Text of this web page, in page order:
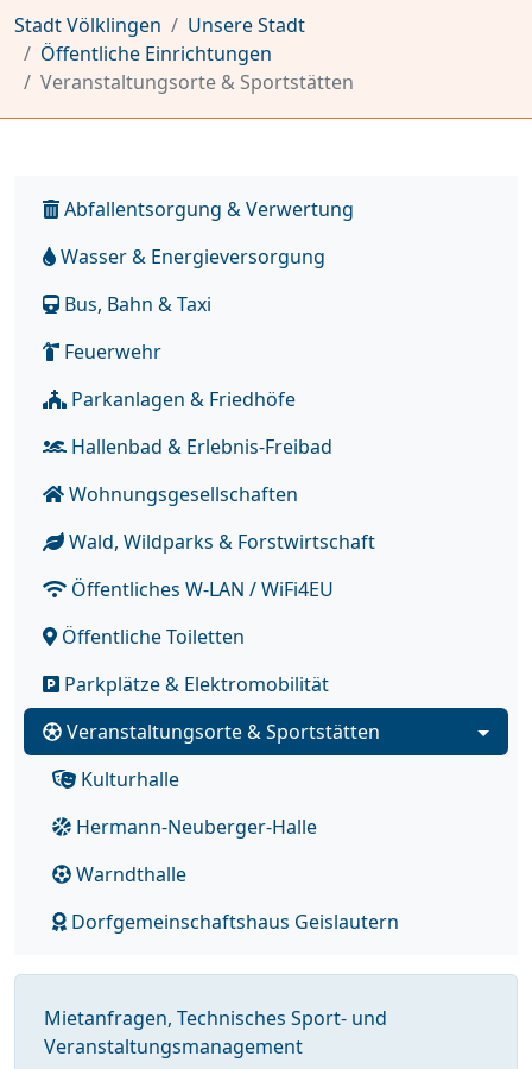
Stadt Völklingen
Unsere Stadt
Öffentliche Einrichtungen
Veranstaltungsorte & Sportstätten
Abfallentsorgung & Verwertung
Wasser & Energieversorgung
Bus, Bahn & Taxi
Feuerwehr
Parkanlagen & Friedhöfe
Hallenbad & Erlebnis-Freibad
Wohnungsgesellschaften
Wald, Wildparks & Forstwirtschaft
Öffentliches W-LAN / WiFi4EU
Öffentliche Toiletten
Parkplätze & Elektromobilität
Veranstaltungsorte & Sportstätten
Kulturhalle
Hermann-Neuberger-Halle
Warndthalle
Dorfgemeinschaftshaus Geislautern
Mietanfragen, Technisches Sport- und
Veranstaltungsmanagement